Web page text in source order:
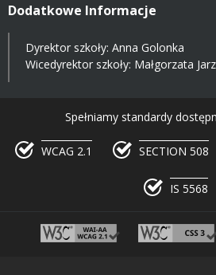
Dodatkowe Informacje
Dyrektor szkoły: Anna Golonka
Wicedyrektor szkoły: Małgorzata
Spełniamy standardy
WCAG 2.1 SECTION 508
IS 5568